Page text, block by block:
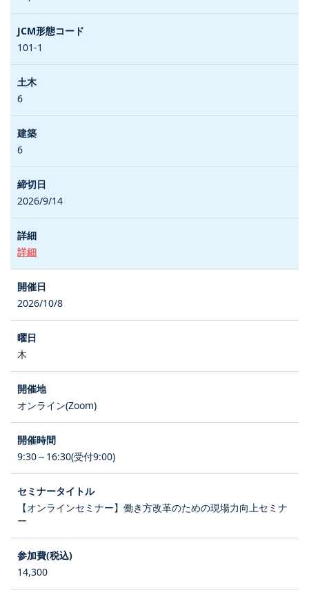
101-1
6
6
2026/9/14
詳細
2026/10/8
木
オンライン(Zoom)
9:30～16:30(受付9:00)
【オンラインセミナー】働き方改革のための現場力向上セミナ
ー
14,300